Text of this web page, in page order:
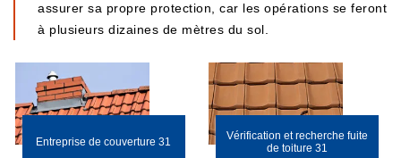
assurer sa propre protection, car les opérations se feront
à plusieurs dizaines de mètres du sol.
Entreprise de couverture 31
Vérification et recherche fuite
de toiture 31